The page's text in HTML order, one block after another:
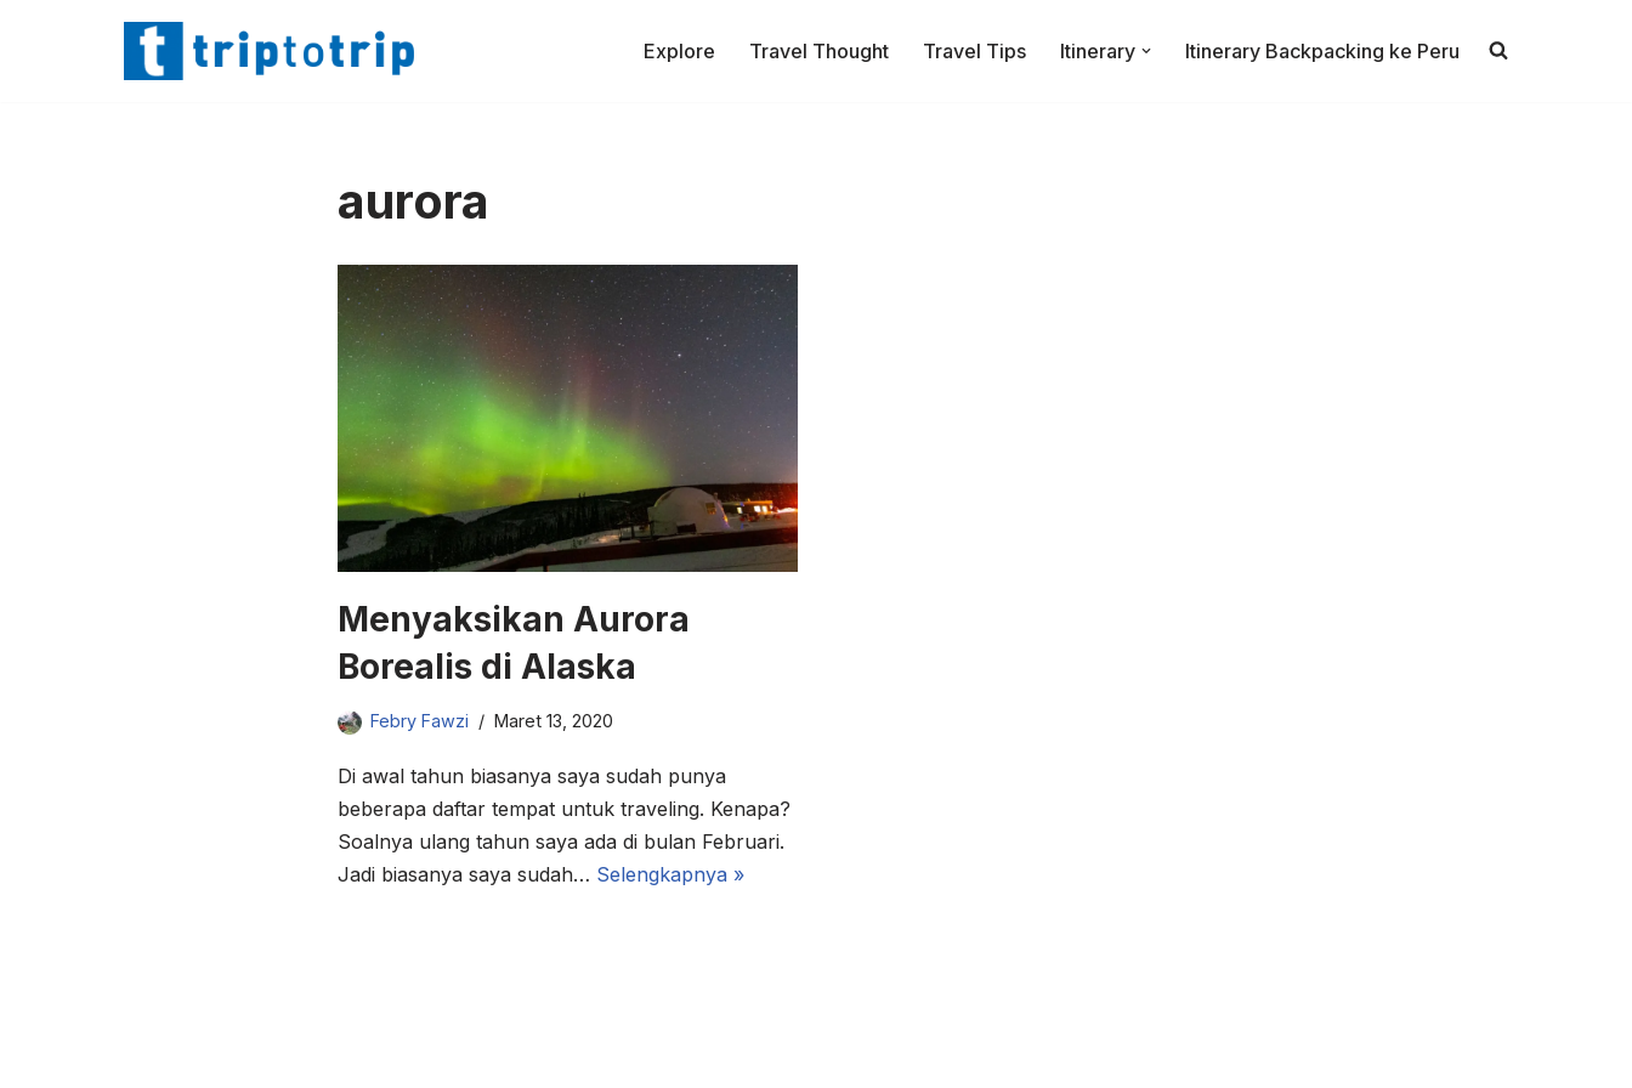
Explore Travel Thought Travel Tips Itinerary Itinerary Backpacking ke Peru
aurora
Menyaksikan Aurora
Borealis di Alaska
Febry Fawzi Maret 13, 2020
Di awal tahun biasanya saya sudah punya
beberapa daftar tempat untuk traveling. Kenapa?
Soalnya ulang tahun saya ada di bulan Februari.
Jadi biasanya saya sudah… Selengkapnya »